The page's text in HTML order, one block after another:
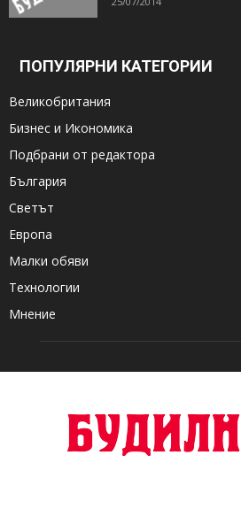
ПОПУЛЯРНИ КАТЕГОРИИ
Великобритания
Бизнес и Икономика
Подбрани от редактора
България
Светът
Европа
Малки обяви
Технологии
Мнение